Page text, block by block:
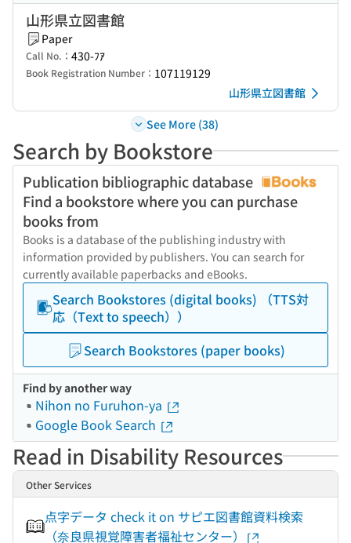
山形県立図書館
Paper
Call No.： 430-ﾌｱ
Book Registration Number： 107119129
山形県立図書館
See More (38)
Search by Bookstore
Publication bibliographic database
Find a bookstore where you can purchase
books from
Books is a database of the publishing industry with
information provided by publishers. You can search for
currently available paperbacks and eBooks.
Search Bookstores (digital books) （TTS対
応（Text to speech））
Search Bookstores (paper books)
Find by another way
Nihon no Furuhon-ya
Google Book Search
Read in Disability Resources
Other Services
点字データ check it on サピエ図書館資料検索
（奈良県視覚障害者福祉センター）